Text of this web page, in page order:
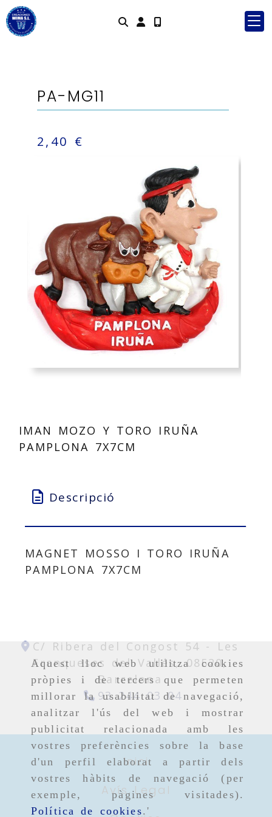
Aquest lloc web utilitza cookies
pròpies i de tercers que permeten
millorar la usabilitat de navegació,
analitzar l'ús del web i mostrar
publicitat relacionada amb les
vostres preferències sobre la base
d'un perfil elaborat a partir dels
vostres hàbits de navegació (per
exemple, pàgines visitades).
Política de cookies.'
Identifícat
PA-MG11
2,40 €
IMAN MOZO Y TORO IRUÑA
PAMPLONA 7X7CM
Descripció
MAGNET MOSSO I TORO IRUÑA
PAMPLONA 7X7CM
C/ Ribera del Congost 54 -
Les
Franqueses del Vallés,08520,
Barcelona
93 244 03 04
Inici
Avís Legal